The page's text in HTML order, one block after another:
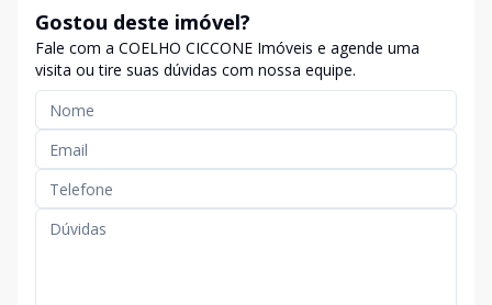
Gostou deste imóvel?
Fale com a COELHO CICCONE Imóveis e agende uma
visita ou tire suas dúvidas com nossa equipe.